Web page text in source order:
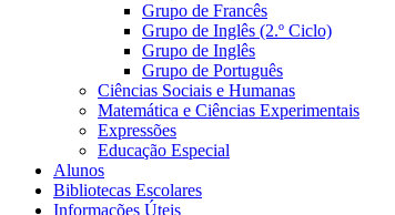
Grupo de Francês
Grupo de Inglês (2.º Ciclo)
Grupo de Inglês
Grupo de Português
Ciências Sociais e Humanas
Matemática e Ciências Experimentais
Expressões
Educação Especial
Alunos
Bibliotecas Escolares
Informações Úteis